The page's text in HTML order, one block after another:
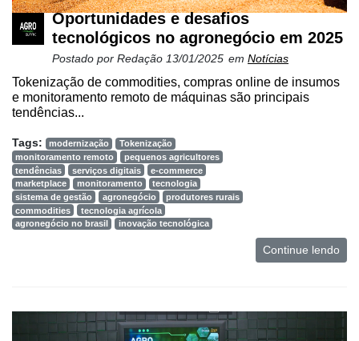
e
Análise
Informatização
da
Agricultura
Vertical
Software
Empresarial
Tecnologia
Membros
Oportunidades e desafios
tecnológicos no agronegócio em 2025
Postado por Redação 13/01/2025 em Notícias
Tokenização de commodities, compras online de insumos
e monitoramento remoto de máquinas são principais
tendências...
Tags: modernização
Tokenização
monitoramento remoto
pequenos agricultores
tendências
serviços digitais
e-commerce
marketplace
monitoramento
tecnologia
sistema de gestão
agronegócio
produtores rurais
commodities
tecnologia agrícola
agronegócio no brasil
inovação tecnológica
Continue lendo